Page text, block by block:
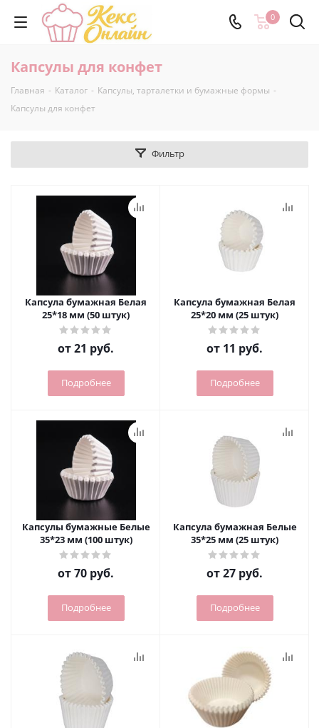
0
Капсулы для конфет
Главная - Каталог - Капсулы, тарталетки и бумажные формы -
Капсулы для конфет
Фильтр
Капсула бумажная Белая
25*18 мм (50 штук)
от21 руб.
Подробнее
Капсула бумажная Белая
25*20 мм (25 штук)
от 11 руб.
Подробнее
Капсулы бумажные Белые
35*23 мм (100 штук)
от70 руб.
Подробнее
Капсула бумажная Белые
35*25 мм (25 штук)
от27 руб.
Подробнее